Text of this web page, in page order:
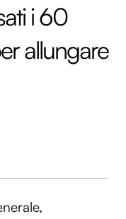
i 60
allungare